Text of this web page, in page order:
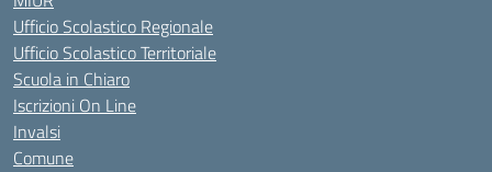
Ufficio Scolastico Regionale
Ufficio Scolastico Territoriale
Scuola in Chiaro
Iscrizioni On Line
Invalsi
Comune